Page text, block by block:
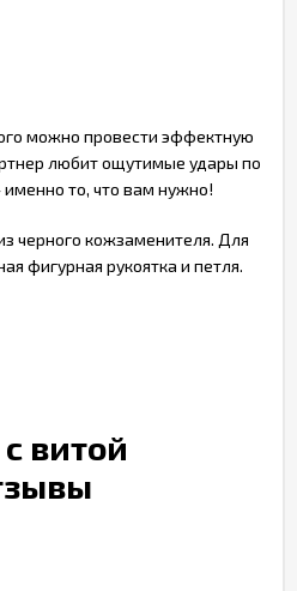
можно провести эффектную
любит ощутимые удары по
именно то, что вам нужно!
черного кожзаменителя. Для
фигурная рукоятка и петля.
витой